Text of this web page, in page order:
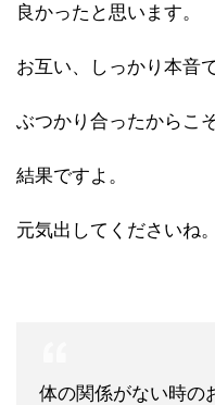
良かったと思います。
お互い、しっかり本音
ぶつかり合ったからこ
結果ですよ。
元気出してくださいね。
体の関係がない時の